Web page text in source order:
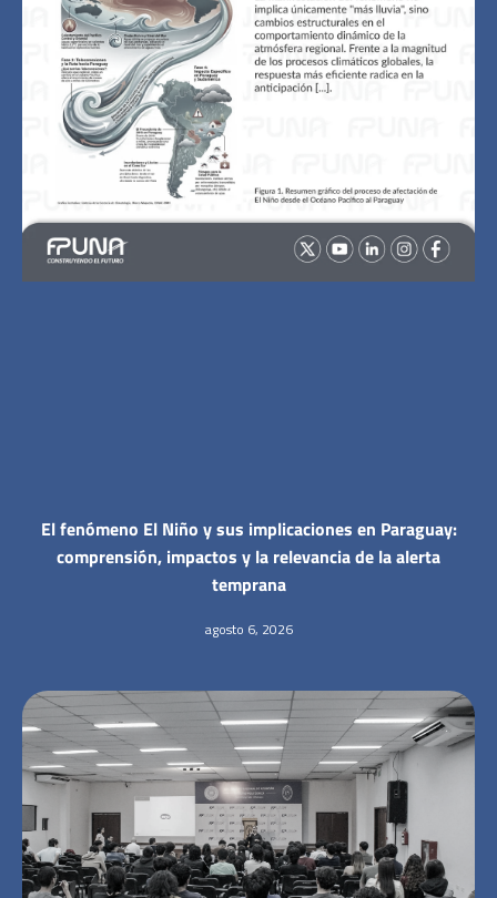
El fenómeno El Niño y sus implicaciones en Paraguay:
comprensión, impactos y la relevancia de la alerta
temprana
agosto 6, 2026